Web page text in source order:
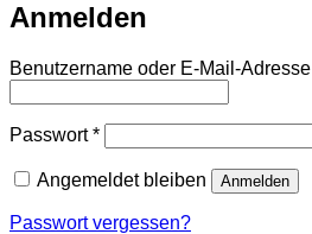
Anmelden
Benutzername oder E-Mail-Adresse
Passwort*Erforderlich
Angemeldet bleiben Anmelden
Passwort vergessen?